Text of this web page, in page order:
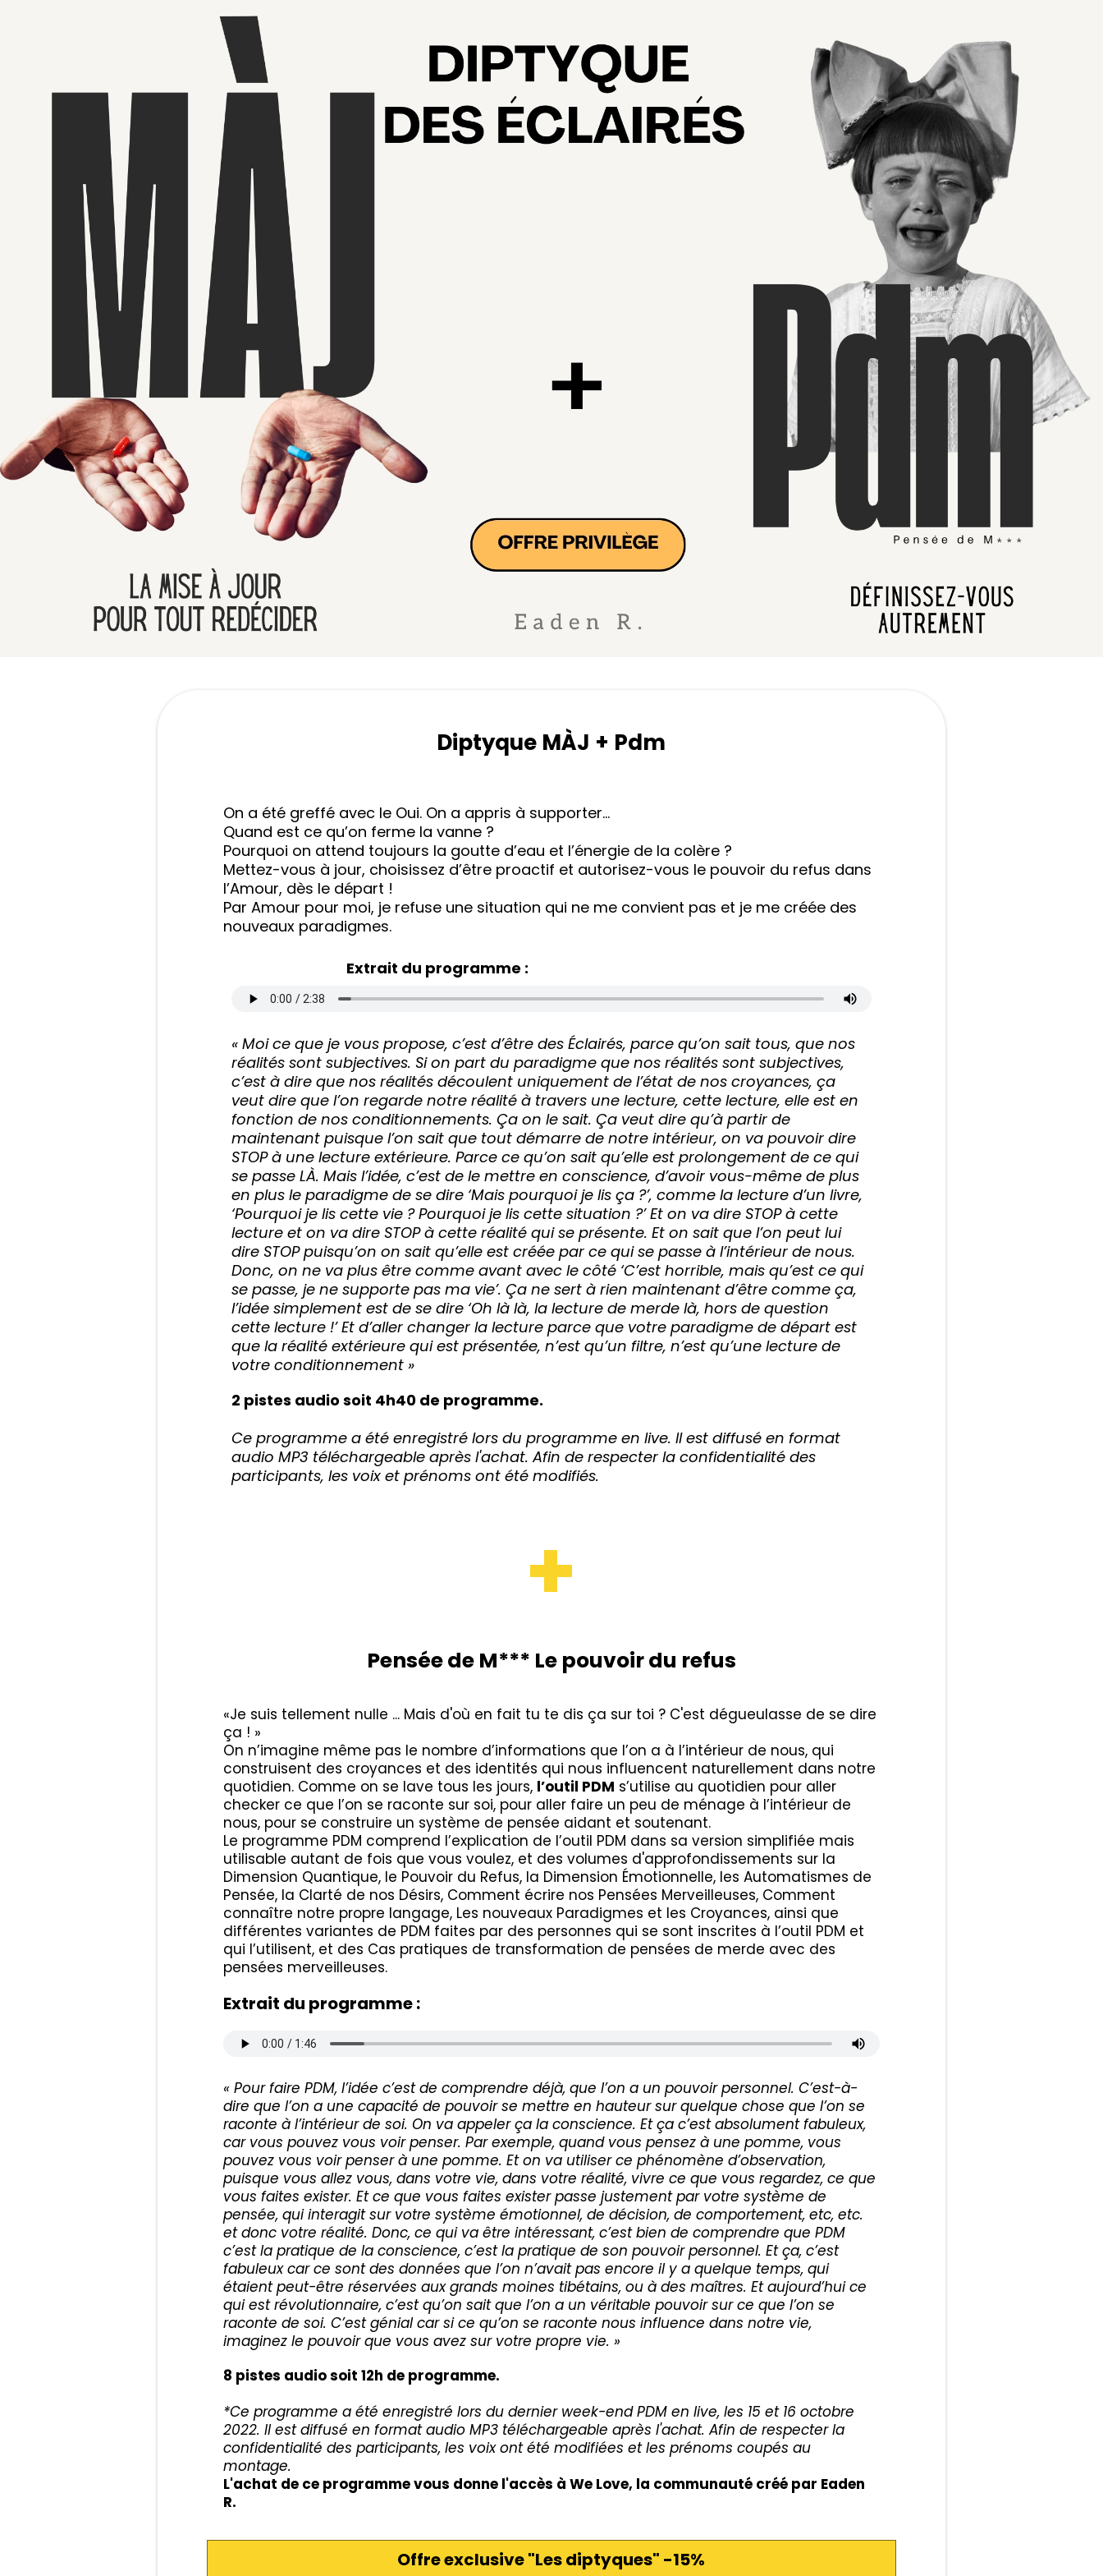
Diptyque MÀJ + Pdm
On a été greffé avec le Oui. On a appris à supporter…
Quand est ce qu’on ferme la vanne ?
Pourquoi on attend toujours la goutte d’eau et l’énergie de la colère ?
Mettez-vous à jour, choisissez d’être proactif et autorisez-vous le pouvoir du refus dans
l’Amour, dès le départ !
Par Amour pour moi, je refuse une situation qui ne me convient pas et je me créée des
nouveaux paradigmes.
Extrait du programme :
« Moi ce que je vous propose, c’est d’être des Éclairés, parce qu’on sait tous, que nos
réalités sont subjectives. Si on part du paradigme que nos réalités sont subjectives,
c’est à dire que nos réalités découlent uniquement de l’état de nos croyances, ça
veut dire que l’on regarde notre réalité à travers une lecture, cette lecture, elle est en
fonction de nos conditionnements. Ça on le sait. Ça veut dire qu’à partir de
maintenant puisque l’on sait que tout démarre de notre intérieur, on va pouvoir dire
STOP à une lecture extérieure. Parce ce qu’on sait qu’elle est prolongement de ce qui
se passe LÀ. Mais l’idée, c’est de le mettre en conscience, d’avoir vous-même de plus
en plus le paradigme de se dire ‘Mais pourquoi je lis ça ?’, comme la lecture d’un livre,
‘Pourquoi je lis cette vie ? Pourquoi je lis cette situation ?’ Et on va dire STOP à cette
lecture et on va dire STOP à cette réalité qui se présente. Et on sait que l’on peut lui
dire STOP puisqu’on on sait qu’elle est créée par ce qui se passe à l’intérieur de nous.
Donc, on ne va plus être comme avant avec le côté ‘C’est horrible, mais qu’est ce qui
se passe, je ne supporte pas ma vie’. Ça ne sert à rien maintenant d’être comme ça,
l’idée simplement est de se dire ‘Oh là là, la lecture de merde là, hors de question
cette lecture !’ Et d’aller changer la lecture parce que votre paradigme de départ est
que la réalité extérieure qui est présentée, n’est qu’un filtre, n’est qu’une lecture de
votre conditionnement »
2 pistes audio soit 4h40 de programme.
Ce programme a été enregistré lors du programme en live. Il est diffusé en format
audio MP3 téléchargeable après l'achat. Afin de respecter la confidentialité des
participants, les voix et prénoms ont été modifiés.
+
Pensée de M*** Le pouvoir du refus
«Je suis tellement nulle ... Mais d'où en fait tu te dis ça sur toi ? C'est dégueulasse de se dire
ça ! »
On n’imagine même pas le nombre d’informations que l’on a à l’intérieur de nous, qui
construisent des croyances et des identités qui nous influencent naturellement dans notre
quotidien. Comme on se lave tous les jours, l’outil PDM s’utilise au quotidien pour aller
checker ce que l’on se raconte sur soi, pour aller faire un peu de ménage à l’intérieur de
nous, pour se construire un système de pensée aidant et soutenant.
Le programme PDM comprend l’explication de l’outil PDM dans sa version simplifiée mais
utilisable autant de fois que vous voulez, et des volumes d'approfondissements sur la
Dimension Quantique, le Pouvoir du Refus, la Dimension Émotionnelle, les Automatismes de
Pensée, la Clarté de nos Désirs, Comment écrire nos Pensées Merveilleuses, Comment
connaître notre propre langage, Les nouveaux Paradigmes et les Croyances, ainsi que
différentes variantes de PDM faites par des personnes qui se sont inscrites à l’outil PDM et
qui l’utilisent, et des Cas pratiques de transformation de pensées de merde avec des
pensées merveilleuses.
Extrait du programme :
« Pour faire PDM, l’idée c’est de comprendre déjà, que l’on a un pouvoir personnel. C’est-à-
dire que l’on a une capacité de pouvoir se mettre en hauteur sur quelque chose que l’on se
raconte à l’intérieur de soi. On va appeler ça la conscience. Et ça c’est absolument fabuleux,
car vous pouvez vous voir penser. Par exemple, quand vous pensez à une pomme, vous
pouvez vous voir penser à une pomme. Et on va utiliser ce phénomène d’observation,
puisque vous allez vous, dans votre vie, dans votre réalité, vivre ce que vous regardez, ce que
vous faites exister. Et ce que vous faites exister passe justement par votre système de
pensée, qui interagit sur votre système émotionnel, de décision, de comportement, etc, etc.
et donc votre réalité. Donc, ce qui va être intéressant, c’est bien de comprendre que PDM
c’est la pratique de la conscience, c’est la pratique de son pouvoir personnel. Et ça, c’est
fabuleux car ce sont des données que l’on n’avait pas encore il y a quelque temps, qui
étaient peut-être réservées aux grands moines tibétains, ou à des maîtres. Et aujourd’hui ce
qui est révolutionnaire, c’est qu’on sait que l’on a un véritable pouvoir sur ce que l’on se
raconte de soi. C’est génial car si ce qu’on se raconte nous influence dans notre vie,
imaginez le pouvoir que vous avez sur votre propre vie. »
8 pistes audio soit 12h de programme.
*Ce programme a été enregistré lors du dernier week-end PDM en live, les 15 et 16 octobre
2022. Il est diffusé en format audio MP3 téléchargeable après l'achat. Afin de respecter la
confidentialité des participants, les voix ont été modifiées et les prénoms coupés au
montage.
L'achat de ce programme vous donne l'accès à We Love, la communauté créé par Eaden
R.
Offre exclusive "Les diptyques" -15%